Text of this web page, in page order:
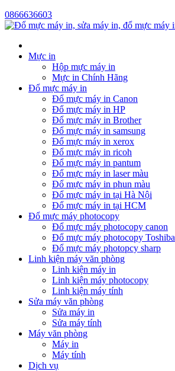
0866636603
Mực in
Hộp mực máy in
Mực in Chính Hãng
Đổ mực máy in
Đổ mực máy in Canon
Đổ mực máy in HP
Đổ mực máy in Brother
Đổ mực máy in samsung
Đổ mực máy in xerox
Đổ mực máy in ricoh
Đổ mực máy in pantum
Đổ mực máy in laser màu
Đổ mực máy in phun màu
Đổ mực máy in tại Hà Nội
Đổ mực máy in tại HCM
Đổ mực máy photocopy
Đổ mực máy photocopy canon
Đổ mực máy photocopy Toshiba
Đổ mực máy photopcy sharp
Linh kiện máy văn phòng
Linh kiện máy in
Linh kiện máy photocopy
Linh kiện máy tính
Sửa máy văn phòng
Sửa máy in
Sửa máy tính
Máy văn phòng
Máy in
Máy tính
Dịch vụ